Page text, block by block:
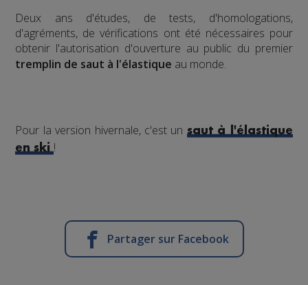
​Deux ans d'études, de tests, d'homologations,
d'agréments, de vérifications ont été nécessaires pour
obtenir l'autorisation d'ouverture au public du premier
tremplin de saut à l'élastique au monde.
Pour la version hivernale, c'est un saut à l'élastique
en ski !
Partager sur Facebook